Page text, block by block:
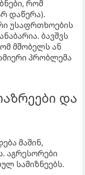
რომ
დაწერა).
უსაფრთხოების
ბავშვს
მშობელს ან
პრობლემა
და
მაშინ,
აგრესორები
სამიზნეებს.